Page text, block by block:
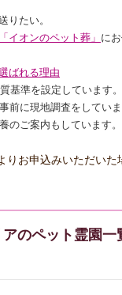
りたい。
「イオンのペット葬」 に
ばれる理由
基準を設定しています。
に現地調査をしていま
ご案内もしています。
りお申込みいただいた
のペット霊園一